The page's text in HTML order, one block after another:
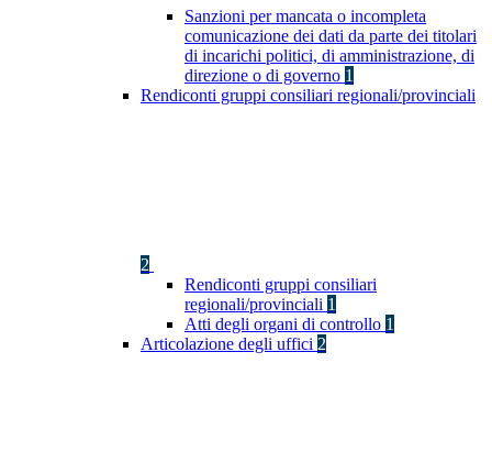
Sanzioni per mancata o incompleta
comunicazione dei dati da parte dei titolari
di incarichi politici, di amministrazione, di
direzione o di governo 1
Rendiconti gruppi consiliari regionali/provinciali
2
Rendiconti gruppi consiliari
regionali/provinciali 1
Atti degli organi di controllo 1
Articolazione degli uffici 2